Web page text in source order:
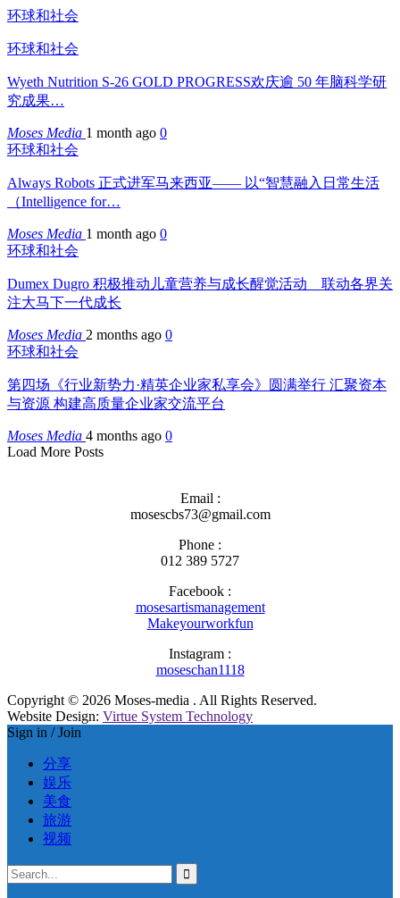
环球和社会
环球和社会
Wyeth Nutrition S-26 GOLD PROGRESS欢庆逾 50 年脑科学研
究成果…
Moses Media 1 month ago 0
环球和社会
Always Robots 正式进军马来西亚—— 以“智慧融入日常生活
（Intelligence for…
Moses Media 1 month ago 0
环球和社会
Dumex Dugro 积极推动儿童营养与成长醒觉活动 联动各界关
注大马下一代成长
Moses Media 2 months ago 0
环球和社会
第四场《行业新势力·精英企业家私享会》圆满举行 汇聚资本
与资源 构建高质量企业家交流平台
Moses Media 4 months ago 0
Load More Posts
Email :
mosescbs73@gmail.com
Phone :
012 389 5727
Facebook :
mosesartismanagement
Makeyourworkfun
Instagram :
moseschan1118
Copyright © 2026 Moses-media . All Rights Reserved.
Website Design: Virtue System Technology
Sign in / Join
分享
娱乐
美食
旅游
视频